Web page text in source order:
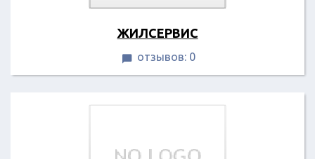
ЖИЛСЕРВИС
 отзывов: 0